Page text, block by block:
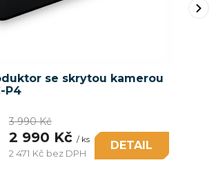
se skrytou kamerou
P4
3 990 Kč
2 990 Kč / ks
2 471 Kč bez DPH
DETAIL